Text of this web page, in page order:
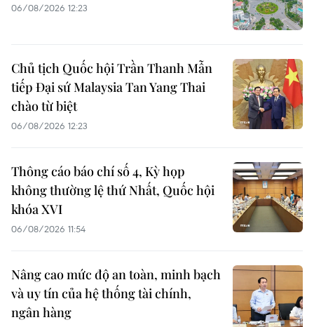
06/08/2026 12:23
Chủ tịch Quốc hội Trần Thanh Mẫn
tiếp Đại sứ Malaysia Tan Yang Thai
chào từ biệt
06/08/2026 12:23
Thông cáo báo chí số 4, Kỳ họp
không thường lệ thứ Nhất, Quốc hội
khóa XVI
06/08/2026 11:54
Nâng cao mức độ an toàn, minh bạch
và uy tín của hệ thống tài chính,
ngân hàng